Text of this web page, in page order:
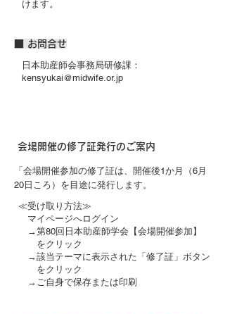
けます。
​■ お問合せ
日本助産師会事務局研修課：
kensyukai@midwife.or.jp
会場開催の修了証発行のご案内
「会場開催参加の修了証は、開催後1か月（6月
20日ころ）を目途に発行します。
≪受け取り方法≫
マイページへログイン
→第80回日本助産師学会【会場開催参加】
をクリック
→該当テーマに表示された「修了証」ボタン
をクリック
→ご自身で保存または印刷